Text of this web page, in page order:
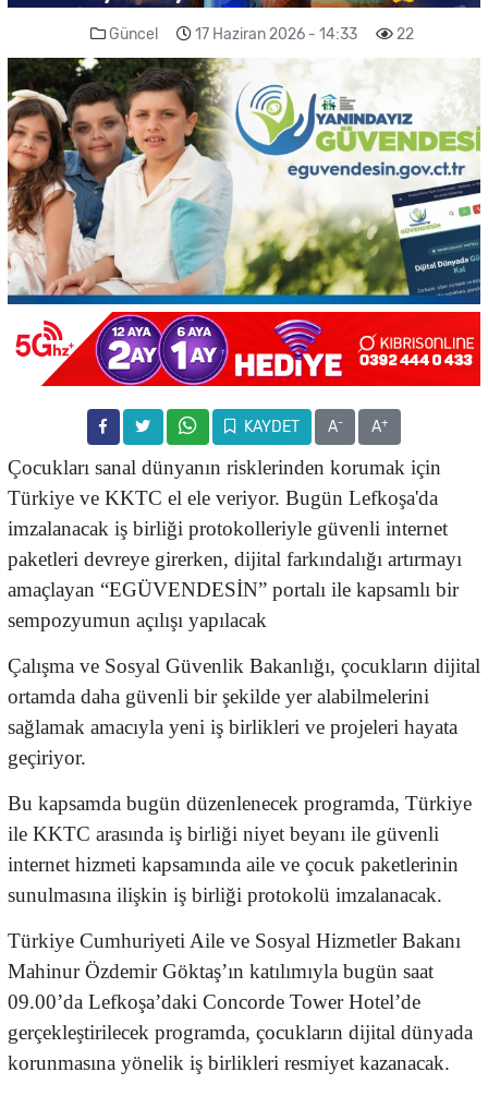
Güncel 17 Haziran 2026 - 14:33 22
KAYDET A- A+
Çocukları sanal dünyanın risklerinden korumak için
Türkiye ve KKTC el ele veriyor. Bugün Lefkoşa'da
imzalanacak iş birliği protokolleriyle güvenli internet
paketleri devreye girerken, dijital farkındalığı artırmayı
amaçlayan “EGÜVENDESİN” portalı ile kapsamlı bir
sempozyumun açılışı yapılacak
Çalışma ve Sosyal Güvenlik Bakanlığı, çocukların dijital
ortamda daha güvenli bir şekilde yer alabilmelerini
sağlamak amacıyla yeni iş birlikleri ve projeleri hayata
geçiriyor.
Bu kapsamda bugün düzenlenecek programda, Türkiye
ile KKTC arasında iş birliği niyet beyanı ile güvenli
internet hizmeti kapsamında aile ve çocuk paketlerinin
sunulmasına ilişkin iş birliği protokolü imzalanacak.
Türkiye Cumhuriyeti Aile ve Sosyal Hizmetler Bakanı
Mahinur Özdemir Göktaş’ın katılımıyla bugün saat
09.00’da Lefkoşa’daki Concorde Tower Hotel’de
gerçekleştirilecek programda, çocukların dijital dünyada
korunmasına yönelik iş birlikleri resmiyet kazanacak.